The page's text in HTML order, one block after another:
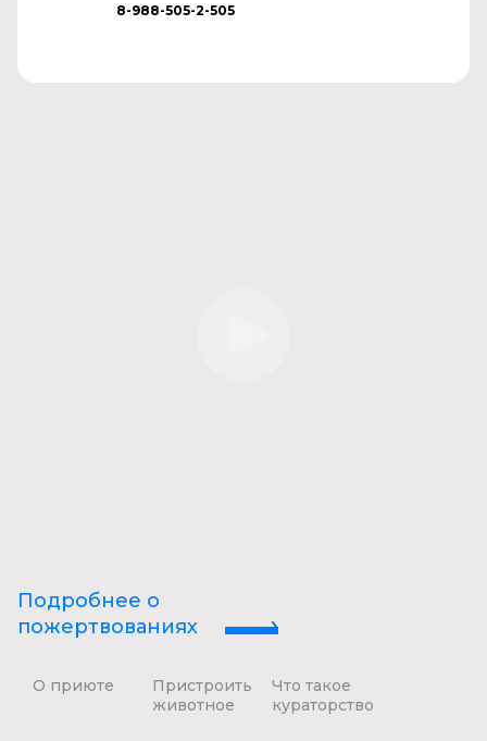
8-988-505-2-505
Подробнее о
пожертвованиях
О приюте
Пристроить
животное
Что такое
кураторство